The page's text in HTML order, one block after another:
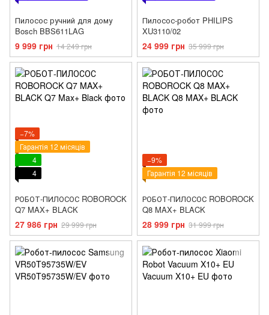
Пилосос ручний для дому
Bosch BBS611LAG
9 999 грн 14 249 грн
Пилосос-робот PHILIPS
XU3110/02
24 999 грн 35 999 грн
−7%
Гарантія 12 місяців
4
4
РОБОТ-ПИЛОСОС ROBOROCK
Q7 MAX+ BLACK
27 986 грн 29 999 грн
−9%
Гарантія 12 місяців
РОБОТ-ПИЛОСОС ROBOROCK
Q8 MAX+ BLACK
28 999 грн 31 999 грн